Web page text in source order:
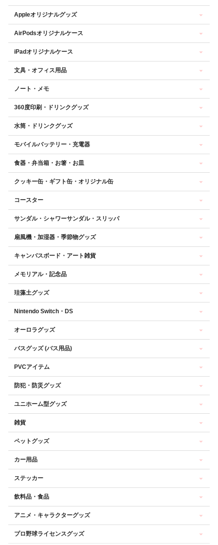
Appleオリジナルグッズ
AirPodsオリジナルケース
iPadオリジナルケース
文具・オフィス用品
ノート・メモ
360度印刷・ドリンクグッズ
水筒・ドリンクグッズ
モバイルバッテリー・充電器
食器・弁当箱・お箸・お皿
クッキー缶・ギフト缶・オリジナル缶
コースター
サンダル・シャワーサンダル・スリッパ
扇風機・加湿器・季節物グッズ
キャンバスボード・アート雑貨
メモリアル・記念品
珪藻土グッズ
Nintendo Switch・DS
オーロラグッズ
バスグッズ (バス用品)
PVCアイテム
防犯・防災グッズ
ユニホーム型グッズ
雑貨
ペットグッズ
カー用品
ステッカー
飲料品・食品
アニメ・キャラクターグッズ
プロ野球ライセンスグッズ